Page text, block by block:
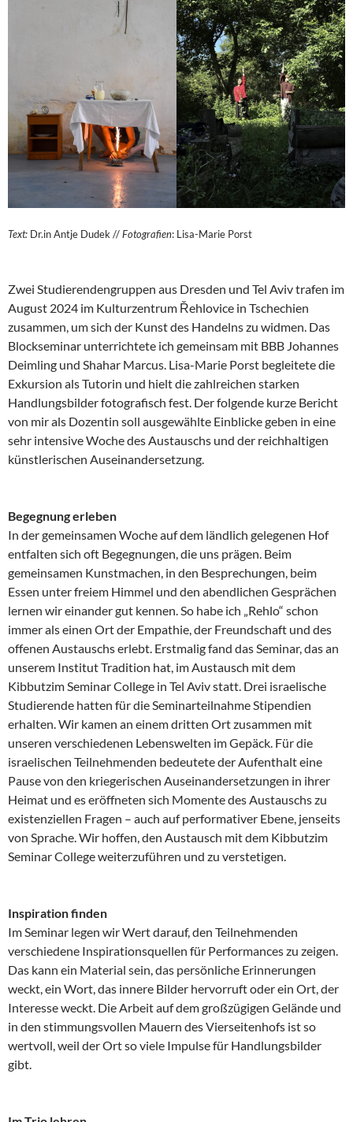
Text: Dr.in Antje Dudek //Fotografien: Lisa-Marie Porst
Zwei Studierendengruppen aus Dresden und Tel Aviv trafen im
August 2024 im Kulturzentrum Řehlovice in Tschechien
zusammen, um sich der Kunst des Handelns zu widmen. Das
Blockseminar unterrichtete ich gemeinsam mit BBB Johannes
Deimling und Shahar Marcus. Lisa-Marie Porst begleitete die
Exkursion als Tutorin und hielt die zahlreichen starken
Handlungsbilder fotografisch fest. Der folgende kurze Bericht
von mir als Dozentin soll ausgewählte Einblicke geben in eine
sehr intensive Woche des Austauschs und der reichhaltigen
künstlerischen Auseinandersetzung.
Begegnung erleben
In der gemeinsamen Woche auf dem ländlich gelegenen Hof
entfalten sich oft Begegnungen, die uns prägen. Beim
gemeinsamen Kunstmachen, in den Besprechungen, beim
Essen unter freiem Himmel und den abendlichen Gesprächen
lernen wir einander gut kennen. So habe ich „Rehlo“ schon
immer als einen Ort der Empathie, der Freundschaft und des
offenen Austauschs erlebt. Erstmalig fand das Seminar, das an
unserem Institut Tradition hat, im Austausch mit dem
Kibbutzim Seminar College in Tel Aviv statt. Drei israelische
Studierende hatten für die Seminarteilnahme Stipendien
erhalten. Wir kamen an einem dritten Ort zusammen mit
unseren verschiedenen Lebenswelten im Gepäck. Für die
israelischen Teilnehmenden bedeutete der Aufenthalt eine
Pause von den kriegerischen Auseinandersetzungen in ihrer
Heimat und es eröffneten sich Momente des Austauschs zu
existenziellen Fragen – auch auf performativer Ebene, jenseits
von Sprache. Wir hoffen, den Austausch mit dem Kibbutzim
Seminar College weiterzuführen und zu verstetigen.
Inspiration finden
Im Seminar legen wir Wert darauf, den Teilnehmenden
verschiedene Inspirationsquellen für Performances zu zeigen.
Das kann ein Material sein, das persönliche Erinnerungen
weckt, ein Wort, das innere Bilder hervorruft oder ein Ort, der
Interesse weckt. Die Arbeit auf dem großzügigen Gelände und
in den stimmungsvollen Mauern des Vierseitenhofs ist so
wertvoll, weil der Ort so viele Impulse für Handlungsbilder
gibt.